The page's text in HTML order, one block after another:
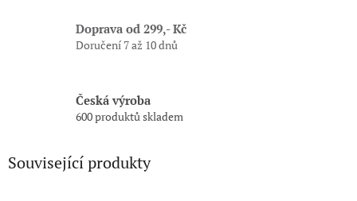
Doprava od 299,- Kč
Doručení 7 až 10 dnů
Česká výroba
600 produktů skladem
Související produkty